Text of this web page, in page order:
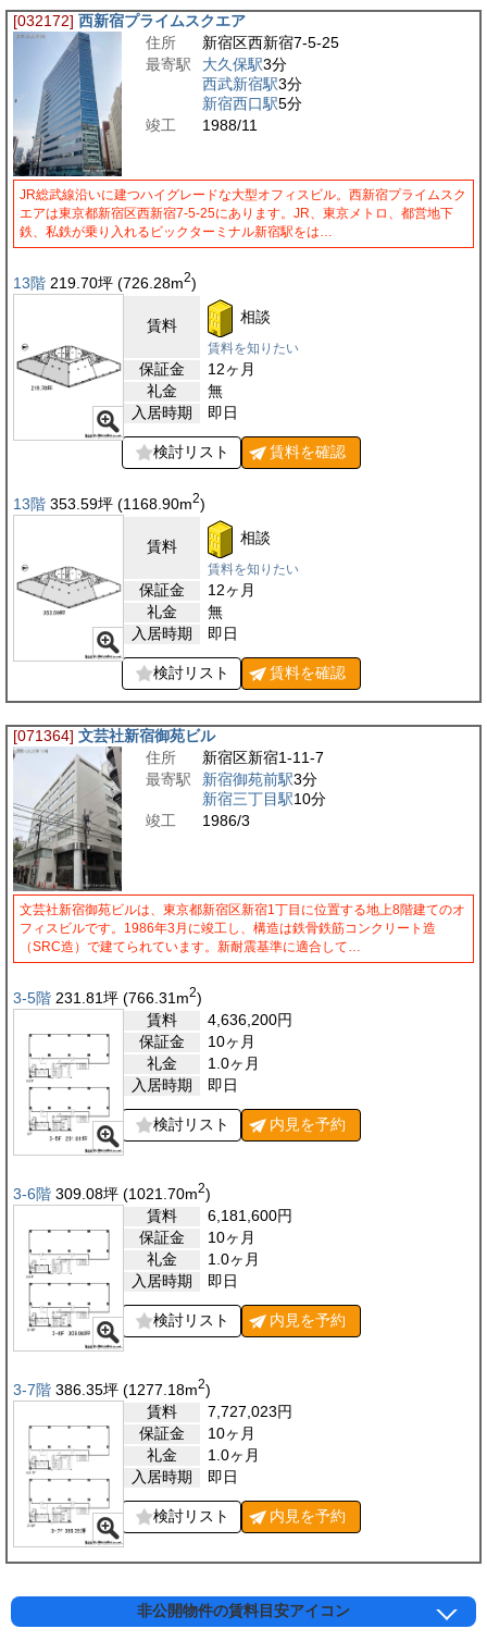
[032172] 西新宿プライムスクエア
住所
新宿区西新宿7-5-25
最寄駅
大久保駅3分
西武新宿駅3分
新宿西口駅5分
竣工
1988/11
JR総武線沿いに建つハイグレードな大型オフィスビル。西新宿プライムスク
エアは東京都新宿区西新宿7-5-25にあります。JR、東京メトロ、都営地下
鉄、私鉄が乗り入れるビックターミナル新宿駅をは…
13階 219.70坪 (726.28m2)
賃料 相談
賃料を知りたい
保証金
12ヶ月
礼金
無
入居時期
即日
検討リスト 賃料を確認
13階 353.59坪 (1168.90m2)
賃料 相談
賃料を知りたい
保証金
12ヶ月
礼金
無
入居時期
即日
検討リスト 賃料を確認
[071364] 文芸社新宿御苑ビル
住所
新宿区新宿1-11-7
最寄駅
新宿御苑前駅3分
新宿三丁目駅10分
竣工
1986/3
文芸社新宿御苑ビルは、東京都新宿区新宿1丁目に位置する地上8階建てのオ
フィスビルです。1986年3月に竣工し、構造は鉄骨鉄筋コンクリート造
（SRC造）で建てられています。新耐震基準に適合して…
3-5階 231.81坪 (766.31 m2)
賃料
4,636,200円
保証金
10ヶ月
礼金
1.0ヶ月
入居時期
即日
検討リスト 内見を予約
3-6階 309.08坪 (1021.70m2)
賃料
6,181,600円
保証金
10ヶ月
礼金
1.0ヶ月
入居時期
即日
検討リスト 内見を予約
3-7階 386.35坪 (1277.18m2)
賃料
7,727,023円
保証金
10ヶ月
礼金
1.0ヶ月
入居時期
即日
検討リスト 内見を予約
非公開物件の賃料目安アイコン